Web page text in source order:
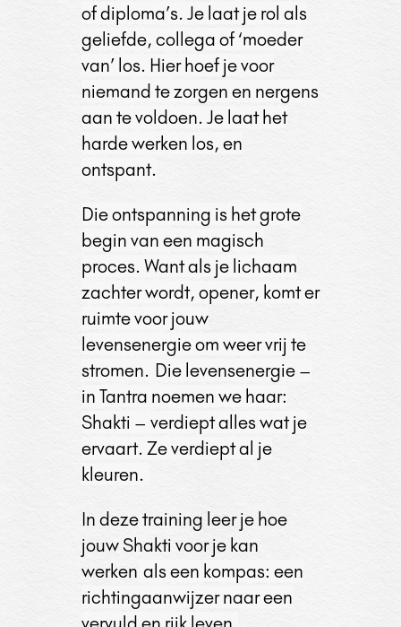
of diploma’s. Je laat je rol als
geliefde, collega of ‘moeder
van’ los. Hier hoef je voor
niemand te zorgen en nergens
aan te voldoen. Je laat het
harde werken los, en
ontspant.
Die ontspanning is het grote
begin van een magisch
proces. Want als je lichaam
zachter wordt, opener, komt er
ruimte voor jouw
levensenergie om weer vrij te
stromen. Die levensenergie –
in Tantra noemen we haar:
Shakti – verdiept alles wat je
ervaart. Ze verdiept al je
kleuren.
In deze training leer je hoe
jouw Shakti voor je kan
werken als een kompas: een
richtingaanwijzer naar een